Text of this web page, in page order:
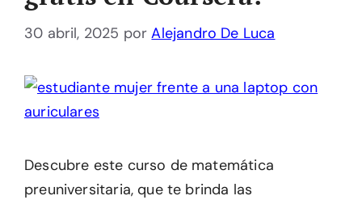
30 abril, 2025 porAlejandro De Luca
Descubre este curso de matemática
preuniversitaria, que te brinda las